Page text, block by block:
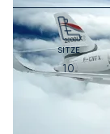
SITZE
10